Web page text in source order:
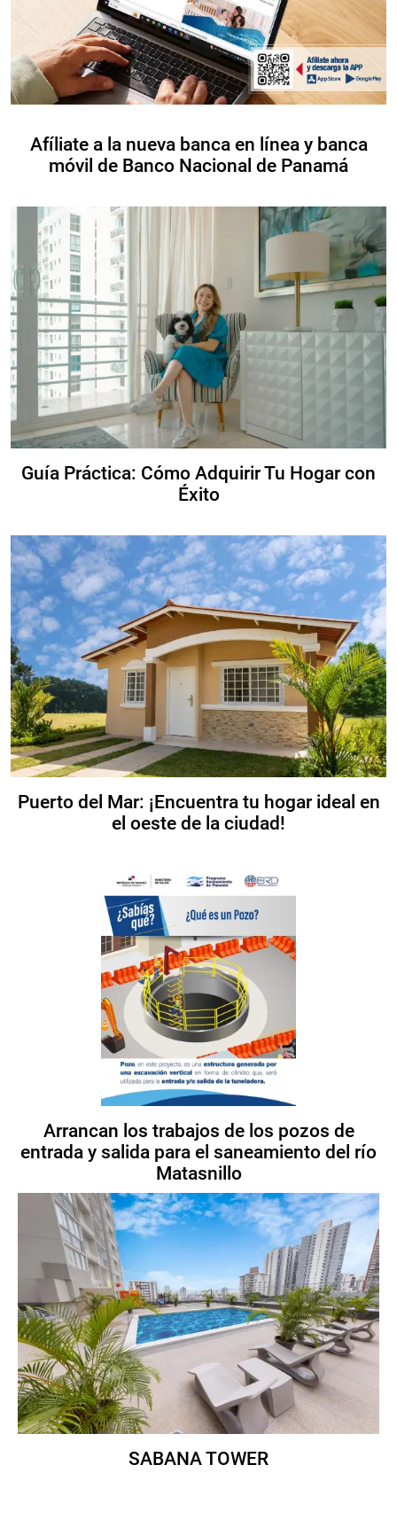
Afíliate a la nueva banca en línea y banca
móvil de Banco Nacional de Panamá
Guía Práctica: Cómo Adquirir Tu Hogar con
Éxito
Puerto del Mar: ¡Encuentra tu hogar ideal en
el oeste de la ciudad!
Arrancan los trabajos de los pozos de
entrada y salida para el saneamiento del río
Matasnillo
SABANA TOWER